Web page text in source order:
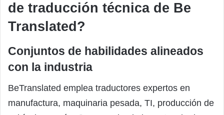
de traducción técnica de Be
Translated?
Conjuntos de habilidades alineados
con la industria
BeTranslated emplea traductores expertos en
manufactura, maquinaria pesada, TI, producción de